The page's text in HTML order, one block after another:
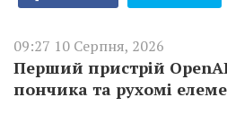
09:27 10 Серпня, 2026
Перший пристрій
пончика та рухомі